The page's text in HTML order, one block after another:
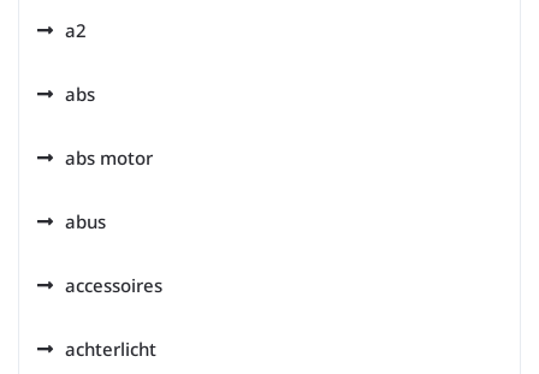
a2
abs
abs motor
abus
accessoires
achterlicht